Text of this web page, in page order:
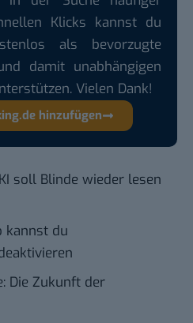
Klicks kannst du
als bevorzugte
damit unabhängigen
Vielen Dank!
hinzufügen
soll Blinde wieder lesen
kannst du
Die Zukunft der